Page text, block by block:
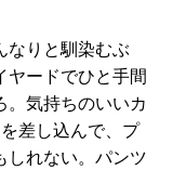
なりと馴染むぶ
ヤードでひと手間
。気持ちのいいカ
差し込んで、プ
しれない。パンツ